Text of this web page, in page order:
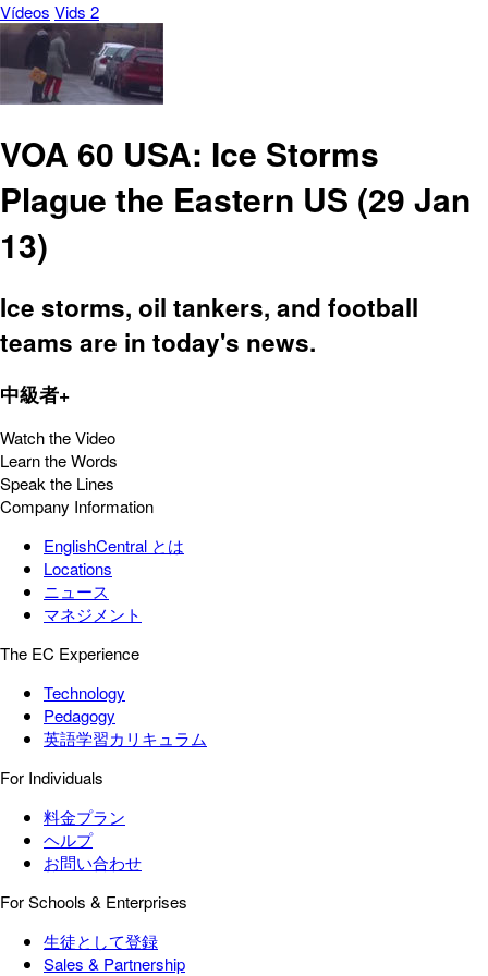
Vídeos Vids 2
VOA 60 USA: Ice Storms
Plague the Eastern US (29 Jan
13)
Ice storms, oil tankers, and football
teams are in today's news.
中級者+
Watch the Video
Learn the Words
Speak the Lines
Company Information
EnglishCentral とは
Locations
ニュース
マネジメント
The EC Experience
Technology
Pedagogy
英語学習カリキュラム
For Individuals
料金プラン
ヘルプ
お問い合わせ
For Schools & Enterprises
生徒として登録
Sales & Partnership